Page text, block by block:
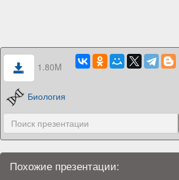
1.80M
Биология
Похожие презентации: